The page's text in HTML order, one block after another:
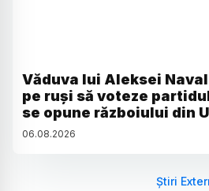
Văduva lui Aleksei
pe ruși să voteze
se opune războiului din
06.08.2026
Știri